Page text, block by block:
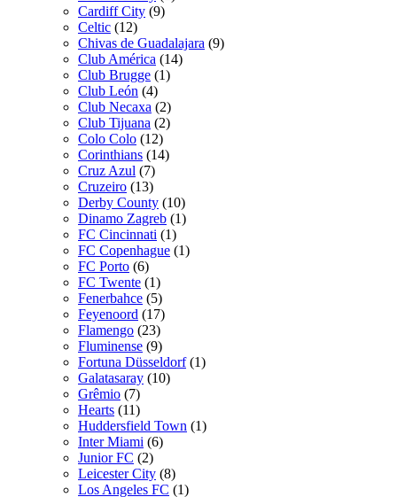
Cardiff City (9)
Celtic (12)
Chivas de Guadalajara (9)
Club América (14)
Club Brugge (1)
Club León (4)
Club Necaxa (2)
Club Tijuana (2)
Colo Colo (12)
Corinthians (14)
Cruz Azul (7)
Cruzeiro (13)
Derby County (10)
Dinamo Zagreb (1)
FC Cincinnati (1)
FC Copenhague (1)
FC Porto (6)
FC Twente (1)
Fenerbahce (5)
Feyenoord (17)
Flamengo (23)
Fluminense (9)
Fortuna Düsseldorf (1)
Galatasaray (10)
Grêmio (7)
Hearts (11)
Huddersfield Town (1)
Inter Miami (6)
Junior FC (2)
Leicester City (8)
Los Angeles FC (1)